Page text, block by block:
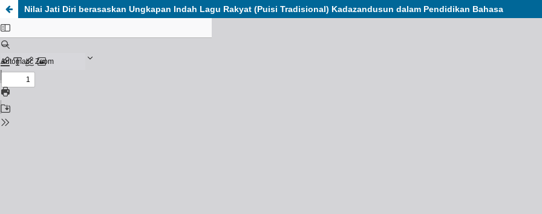
Nilai Jati Diri berasaskan Ungkapan Indah Lagu Rakyat (Puisi Tradisional) Kadazandusun dalam Pendidikan Bahasa